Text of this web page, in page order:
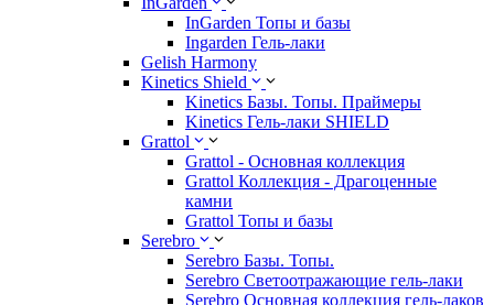
InGarden Топы и базы
Ingarden Гель-лаки
Gelish Harmony
Kinetics Shield
Kinetics Базы. Топы. Праймеры
Kinetics Гель-лаки SHIELD
Grattol
Grattol - Oснoвнaя коллекция
Grattol Коллекция - Драгоценные
камни
Grattol Топы и базы
Serebro
Serebro Базы. Топы.
Serebro Светоотражающие гель-лаки
Serebro Основная коллекция гель-лаков